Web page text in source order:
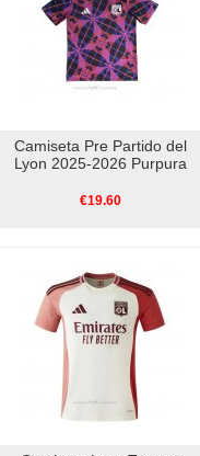
Camiseta Pre Partido del
Lyon 2025-2026 Purpura
€19.60